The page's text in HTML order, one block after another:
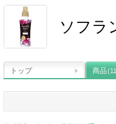
ソフラ
トップ 商品